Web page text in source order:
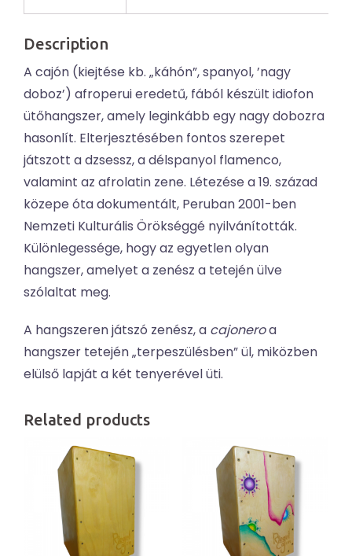
Description
A cajón (kiejtése kb. „káhón”, spanyol, ’nagy
doboz’) afroperui eredetű, fából készült idiofon
ütőhangszer, amely leginkább egy nagy dobozra
hasonlít. Elterjesztésében fontos szerepet
játszott a dzsessz, a délspanyol flamenco,
valamint az afrolatin zene. Létezése a 19. század
közepe óta dokumentált, Peruban 2001-ben
Nemzeti Kulturális Örökséggé nyilvánították.
Különlegessége, hogy az egyetlen olyan
hangszer, amelyet a zenész a tetején ülve
szólaltat meg.
A hangszeren játszó zenész, a cajoneroa
hangszer tetején „terpeszülésben” ül, miközben
elülső lapját a két tenyerével üti.
Related products